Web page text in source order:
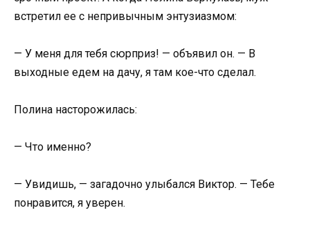
встретил ее с непривычным энтузиазмом:
— У меня для тебя сюрприз! — объявил он. — В
выходные едем на дачу, я там кое-что сделал.
Полина насторожилась:
— Что именно?
— Увидишь, — загадочно улыбался Виктор. — Тебе
понравится, я уверен.